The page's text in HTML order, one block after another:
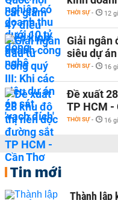
THỜI SỰ - 12
Giải ngân
siêu dự
THỜI SỰ - 16
Đề xuất
TP HCM -
THỜI SỰ - 16
Tin mới
Thành lập